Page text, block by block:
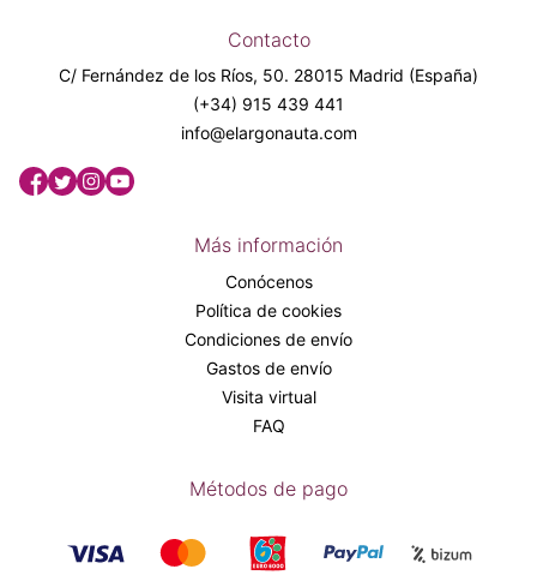
Contacto
C/ Fernández de los Ríos, 50. 28015 Madrid (España)
(+34) 915 439 441
info@elargonauta.com
Más información
Conócenos
Política de cookies
Condiciones de envío
Gastos de envío
Visita virtual
FAQ
Métodos de pago